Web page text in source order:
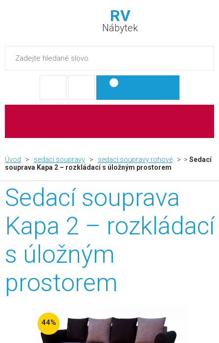
RV
Nábytek
Úvod > sedací soupravy > sedací soupravy rohové > > Sedací
souprava Kapa 2 – rozkládací s úložným prostorem
Sedací souprava
Kapa 2 – rozkládací
s úložným
prostorem
44%